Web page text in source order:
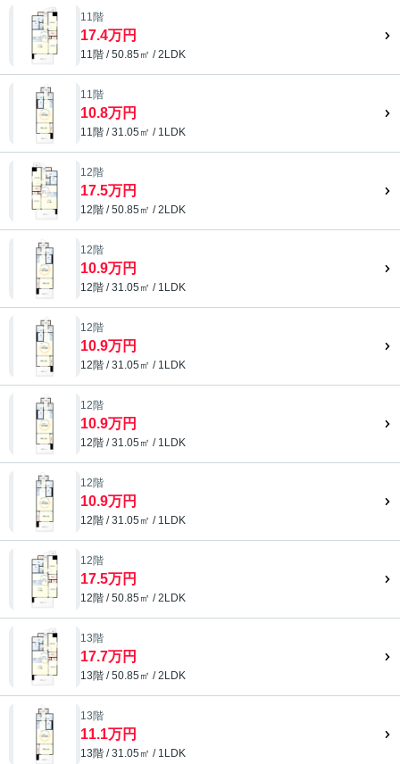
11階
17.4万円
11階 / 50.85㎡ / 2LDK
11階
10.8万円
11階 / 31.05㎡ / 1LDK
12階
17.5万円
12階 / 50.85㎡ / 2LDK
12階
10.9万円
12階 / 31.05㎡ / 1LDK
12階
10.9万円
12階 / 31.05㎡ / 1LDK
12階
10.9万円
12階 / 31.05㎡ / 1LDK
12階
10.9万円
12階 / 31.05㎡ / 1LDK
12階
17.5万円
12階 / 50.85㎡ / 2LDK
13階
17.7万円
13階 / 50.85㎡ / 2LDK
13階
11.1万円
13階 / 31.05㎡ / 1LDK